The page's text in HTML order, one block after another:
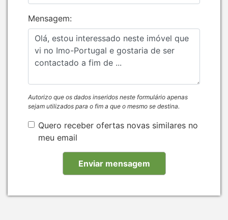
Mensagem:
Autorizo que os dados inseridos neste formulário apenas
sejam utilizados para o fim a que o mesmo se destina.
Quero receber ofertas novas similares no
meu email